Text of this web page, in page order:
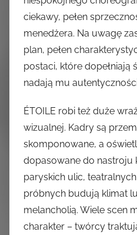
ciekawy, pełen
menedżera. Na uwagę
plan, pełen
postaci, które dopełniają
nadają mu
ÉTOILE robi też duże
wizualnej. Kadry są
skomponowane, a
dopasowane do nastroju
paryskich ulic,
próbnych budują klimat
melancholią. Wiele scen
charakter – twórcy